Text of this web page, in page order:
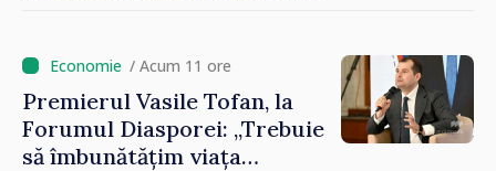
imaginii Republicii Moldova”
/ Acum 11 ore
Premierul Vasile Tofan, la
Forumul Diasporei: „Trebuie
să îmbunătățim viața